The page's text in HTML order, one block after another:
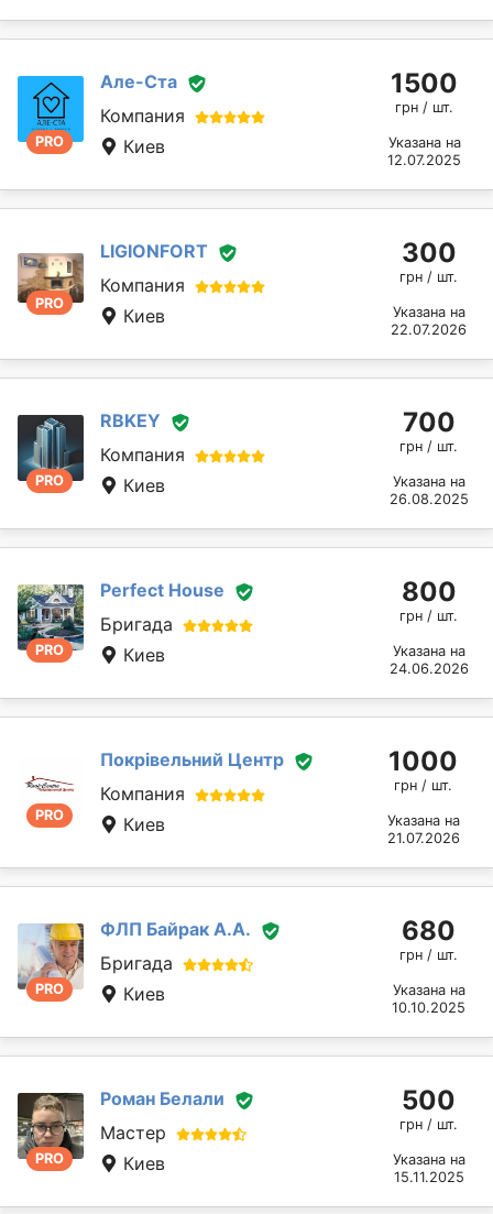
PRO
Але-Ста
Компания
Киев
1500
грн / шт.
Указана на
12.07.2025
PRO
LIGIONFORT
Компания
Киев
300
грн / шт.
Указана на
22.07.2026
PRO
RBKEY
Компания
Киев
700
грн / шт.
Указана на
26.08.2025
PRO
Perfect House
Бригада
Киев
800
грн / шт.
Указана на
24.06.2026
PRO
Покрівельний Центр
Компания
Киев
1000
грн / шт.
Указана на
21.07.2026
PRO
ФЛП Байрак А.А.
Бригада
Киев
680
грн / шт.
Указана на
10.10.2025
PRO
Роман Белали
Мастер
Киев
500
грн / шт.
Указана на
15.11.2025